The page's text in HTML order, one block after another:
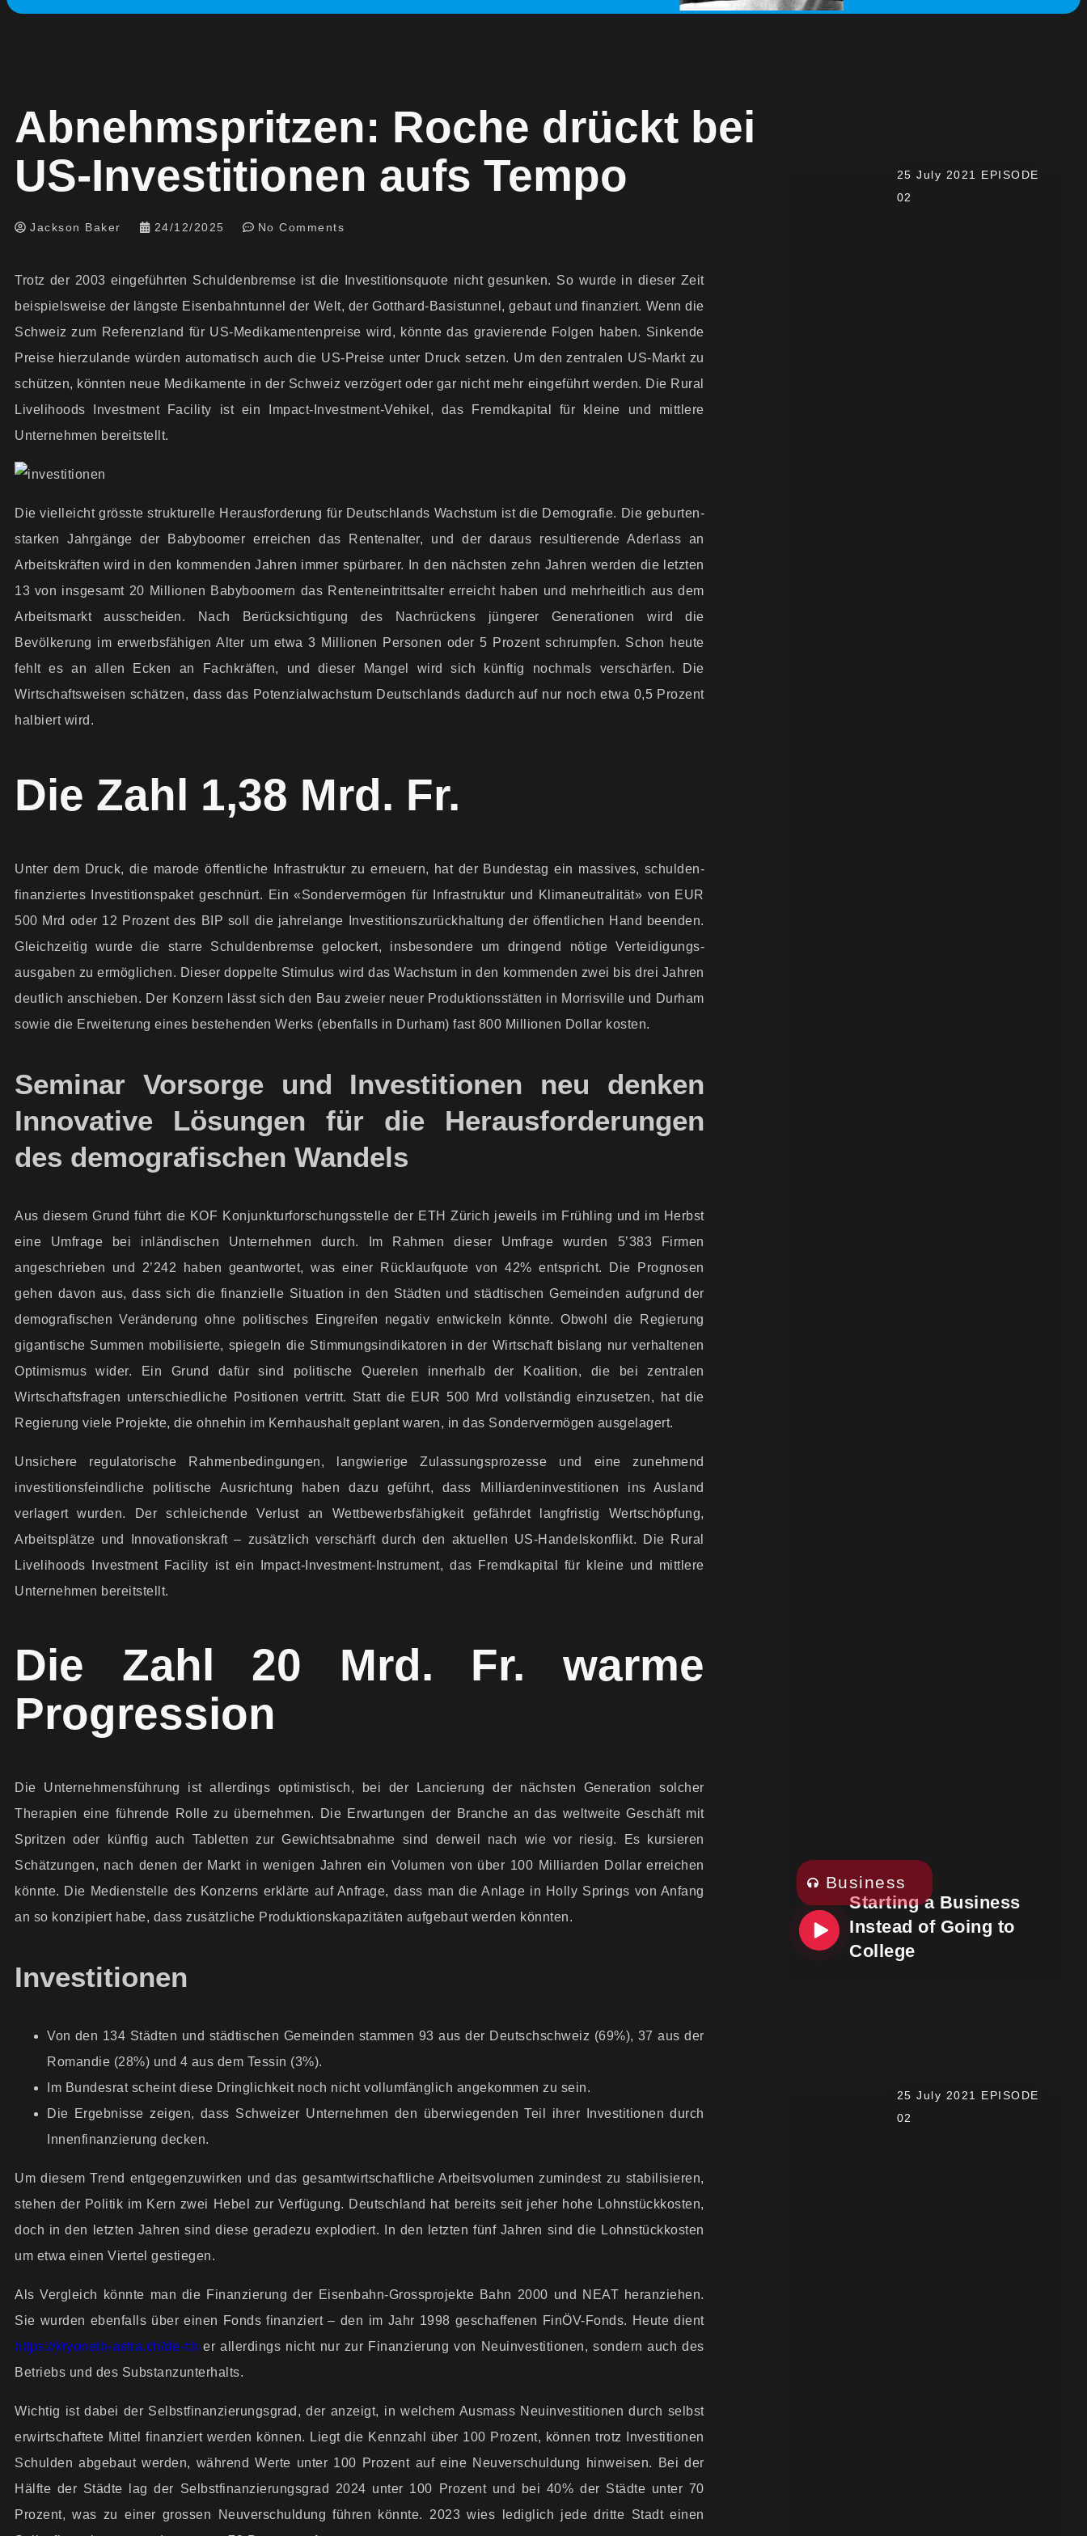
Abnehmspritzen: Roche drückt bei
US-Investitionen aufs Tempo
Jackson Baker 24/12/2025 No Comments
Trotz der 2003 eingeführten Schuldenbremse ist die Investitionsquote nicht gesunken. So wurde in dieser Zeit
beispielsweise der längste Eisenbahntunnel der Welt, der Gotthard-Basistunnel, gebaut und finanziert. Wenn die
Schweiz zum Referenzland für US-Medikamentenpreise wird, könnte das gravierende Folgen haben. Sinkende
Preise hierzulande würden automatisch auch die US-Preise unter Druck setzen. Um den zentralen US-Markt zu
schützen, könnten neue Medikamente in der Schweiz verzögert oder gar nicht mehr eingeführt werden. Die Rural
Livelihoods Investment Facility ist ein Impact-Investment-Vehikel, das Fremdkapital für kleine und mittlere
Unternehmen bereitstellt.
Die vielleicht grösste strukturelle Heraus­forderung für Deutschlands Wachstum ist die Demo­grafie. Die geburten­
starken Jahrgänge der Baby­boomer erreichen das Rentenalter, und der daraus resultierende Aderlass an
Arbeits­kräften wird in den kommenden Jahren immer spürbarer. In den nächsten zehn Jahren werden die letzten
13 von insgesamt 20 Millionen Baby­boomern das Renteneintritts­alter erreicht haben und mehrheitlich aus dem
Arbeitsmarkt ausscheiden. Nach Berück­sichtigung des Nachrückens jüngerer Generationen wird die
Bevölkerung im erwerbs­fähigen Alter um etwa 3 Millionen Personen oder 5 Prozent schrumpfen. Schon heute
fehlt es an allen Ecken an Fachkräften, und dieser Mangel wird sich künftig nochmals verschärfen. Die
Wirtschaftsweisen schätzen, dass das Potenzial­wachstum Deutschlands dadurch auf nur noch etwa 0,5 Prozent
halbiert wird.
Die Zahl 1,38 Mrd. Fr.
Unter dem Druck, die marode öffentliche Infrastruktur zu erneuern, hat der Bundestag ein massives, schulden­
finanziertes Investitions­paket geschnürt. Ein «Sonder­vermögen für Infrastruktur und Klima­neutralität» von EUR
500 Mrd oder 12 Prozent des BIP soll die jahrelange Investitions­zurückhaltung der öffentlichen Hand beenden.
Gleichzeitig wurde die starre Schulden­bremse gelockert, insbesondere um dringend nötige Verteidigungs­
ausgaben zu ermöglichen. Dieser doppelte Stimulus wird das Wachstum in den kommenden zwei bis drei Jahren
deutlich anschieben. Der Konzern lässt sich den Bau zweier neuer Produktionsstätten in Morrisville und Durham
sowie die Erweiterung eines bestehenden Werks (ebenfalls in Durham) fast 800 Millionen Dollar kosten.
Seminar Vorsorge und Investitionen neu denken
Innovative Lösungen für die Herausforderungen
des demografischen Wandels
Aus diesem Grund führt die KOF Konjunkturforschungsstelle der ETH Zürich jeweils im Frühling und im Herbst
eine Umfrage bei inländischen Unternehmen durch. Im Rahmen dieser Umfrage wurden 5’383 Firmen
angeschrieben und 2’242 haben geantwortet, was einer Rücklaufquote von 42% entspricht. Die Prognosen
gehen davon aus, dass sich die finanzielle Situation in den Städten und städtischen Gemeinden aufgrund der
demografischen Veränderung ohne politisches Eingreifen negativ entwickeln könnte. Obwohl die Regierung
gigantische Summen mobilisierte, spiegeln die Stimmungs­indikatoren in der Wirtschaft bislang nur verhaltenen
Optimismus wider. Ein Grund dafür sind politische Querelen innerhalb der Koalition, die bei zentralen
Wirtschafts­fragen unterschiedliche Positionen vertritt. Statt die EUR 500 Mrd vollständig einzusetzen, hat die
Regierung viele Projekte, die ohnehin im Kern­haushalt geplant waren, in das Sonder­vermögen ausgelagert.
Unsichere regulatorische Rahmenbedingungen, langwierige Zulassungsprozesse und eine zunehmend
investitionsfeindliche politische Ausrichtung haben dazu geführt, dass Milliardeninvestitionen ins Ausland
verlagert wurden. Der schleichende Verlust an Wettbewerbsfähigkeit gefährdet langfristig Wertschöpfung,
Arbeitsplätze und Innovationskraft – zusätzlich verschärft durch den aktuellen US-Handelskonflikt. Die Rural
Livelihoods Investment Facility ist ein Impact-Investment-Instrument, das Fremdkapital für kleine und mittlere
Unternehmen bereitstellt.
Die Zahl 20 Mrd. Fr. warme
Progression
Die Unternehmensführung ist allerdings optimistisch, bei der Lancierung der nächsten Generation solcher
Therapien eine führende Rolle zu übernehmen. Die Erwartungen der Branche an das weltweite Geschäft mit
Spritzen oder künftig auch Tabletten zur Gewichtsabnahme sind derweil nach wie vor riesig. Es kursieren
Schätzungen, nach denen der Markt in wenigen Jahren ein Volumen von über 100 Milliarden Dollar erreichen
könnte. Die Medienstelle des Konzerns erklärte auf Anfrage, dass man die Anlage in Holly Springs von Anfang
an so konzipiert habe, dass zusätzliche Produktionskapazitäten aufgebaut werden könnten.
Investitionen
Von den 134 Städten und städtischen Gemeinden stammen 93 aus der Deutschschweiz (69%), 37 aus der
Romandie (28%) und 4 aus dem Tessin (3%).
Im Bundesrat scheint diese Dringlichkeit noch nicht vollumfänglich angekommen zu sein.
Die Ergebnisse zeigen, dass Schweizer Unternehmen den überwiegenden Teil ihrer Investitionen durch
Innenfinanzierung decken.
Um diesem Trend entgegenzuwirken und das gesamt­wirtschaftliche Arbeits­volumen zumindest zu stabilisieren,
stehen der Politik im Kern zwei Hebel zur Verfügung. Deutschland hat bereits seit jeher hohe Lohnstück­kosten,
doch in den letzten Jahren sind diese geradezu explodiert. In den letzten fünf Jahren sind die Lohnstück­kosten
um etwa einen Viertel gestiegen.
Als Vergleich könnte man die Finanzierung der Eisenbahn-Grossprojekte Bahn 2000 und NEAT heranziehen.
Sie wurden ebenfalls über einen Fonds finanziert – den im Jahr 1998 geschaffenen FinÖV-Fonds. Heute dient
https://kryoneth-astra.ch/de-ch er allerdings nicht nur zur Finanzierung von Neuinvestitionen, sondern auch des
Betriebs und des Substanzunterhalts.
Wichtig ist dabei der Selbstfinanzierungsgrad, der anzeigt, in welchem Ausmass Neuinvestitionen durch selbst
erwirtschaftete Mittel finanziert werden können. Liegt die Kennzahl über 100 Prozent, können trotz Investitionen
Schulden abgebaut werden, während Werte unter 100 Prozent auf eine Neuverschuldung hinweisen. Bei der
Hälfte der Städte lag der Selbstfinanzierungsgrad 2024 unter 100 Prozent und bei 40% der Städte unter 70
Prozent, was zu einer grossen Neuverschuldung führen könnte. 2023 wies lediglich jede dritte Stadt einen
25 July 2021 EPISODE
02
Starting a Business
Instead of Going to
College
Business
25 July 2021 EPISODE
02